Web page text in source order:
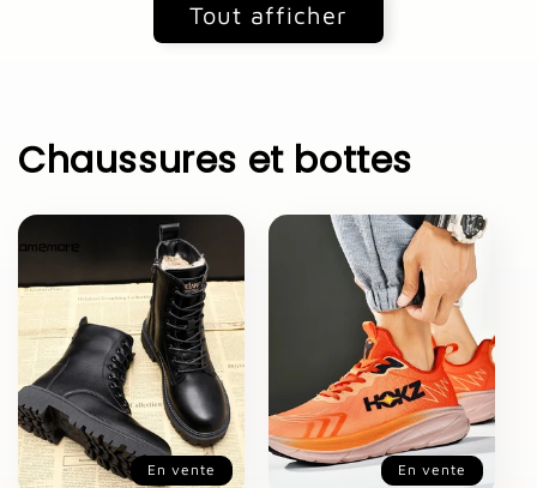
Tout afficher
Chaussures et bottes
En vente En vente